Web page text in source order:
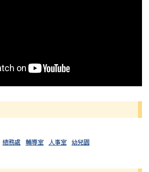
總務處 輔導室 人事室 幼兒園